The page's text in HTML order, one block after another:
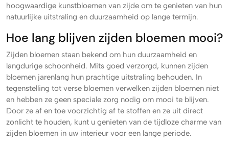
hoogwaardige kunstbloemen van zijde om te genieten van hun
natuurlijke uitstraling en duurzaamheid op lange termijn.
Hoe lang blijven zijden bloemen mooi?
Zijden bloemen staan bekend om hun duurzaamheid en
langdurige schoonheid. Mits goed verzorgd, kunnen zijden
bloemen jarenlang hun prachtige uitstraling behouden. In
tegenstelling tot verse bloemen verwelken zijden bloemen niet
en hebben ze geen speciale zorg nodig om mooi te blijven.
Door ze af en toe voorzichtig af te stoffen en ze uit direct
zonlicht te houden, kunt u genieten van de tijdloze charme van
zijden bloemen in uw interieur voor een lange periode.